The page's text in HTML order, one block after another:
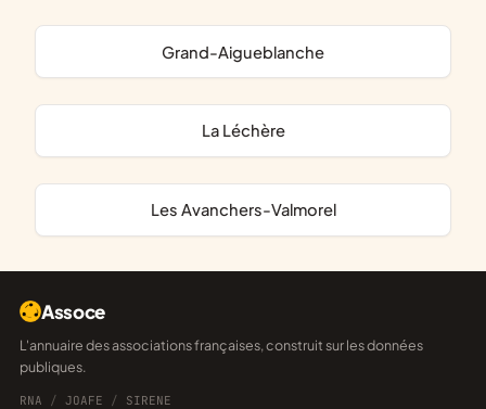
Grand-Aigueblanche
La Léchère
Les Avanchers-Valmorel
Assoce
L'annuaire des associations françaises, construit sur les données
publiques.
RNA / JOAFE / SIRENE